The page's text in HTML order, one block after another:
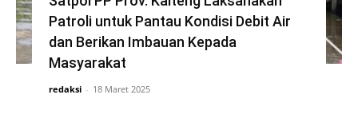
Patroli untuk Pantau Kondisi Debit Air
dan Berikan Imbauan Kepada
Masyarakat
redaksi - 18 Maret 2025